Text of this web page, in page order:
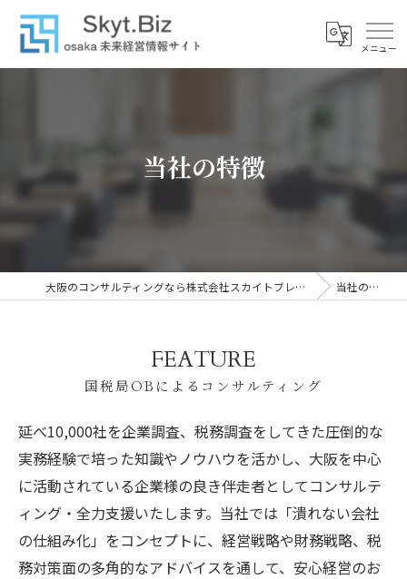
当社の特徴
大阪のコンサルティングなら株式会社スカイトブレイン 当社の特徴
国税局OBによるコンサルティング
FEATURE
延べ10,000社を企業調査、税務調査をしてきた圧倒的な
実務経験で培った知識やノウハウを活かし、大阪を中心
に活動されている企業様の良き伴走者としてコンサルテ
ィング・全力支援いたします。当社では「潰れない会社
の仕組み化」をコンセプトに、経営戦略や財務戦略、税
務対策面の多角的なアドバイスを通して、安心経営のお